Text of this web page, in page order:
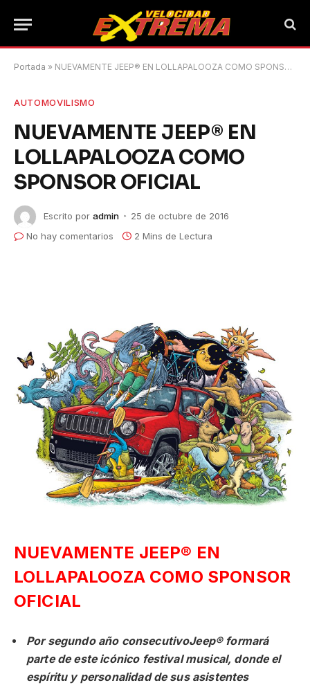
Portada » NUEVAMENTE JEEP® EN LOLLAPALOOZA COMO SPONSOR OFICIAL
AUTOMOVILISMO
NUEVAMENTE JEEP® EN
LOLLAPALOOZA COMO
SPONSOR OFICIAL
Escrito por admin
25 de octubre de 2016
No hay comentarios
2 Mins de Lectura
NUEVAMENTE JEEP® EN
LOLLAPALOOZA COMO SPONSOR
OFICIAL
Por segundo año consecutivoJeep® formará
parte de este icónico festival musical, donde el
espíritu y personalidad de sus asistentes